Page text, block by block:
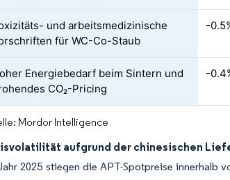
und arbeitsmedizinische
für WC-Co-Staub
-
Energiebedarf beim Sintern und
CO₂-Pricing
-
Mordor Intelligence
aufgrund der chinesischen
2025 stiegen die APT-Spotpreise innerhalb